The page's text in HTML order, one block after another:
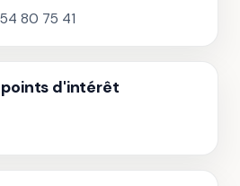
80 75 41
d'intérêt